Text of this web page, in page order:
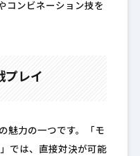
コンビネーション技を
プレイ
魅力の一つです。「モ
では、直接対決が可能